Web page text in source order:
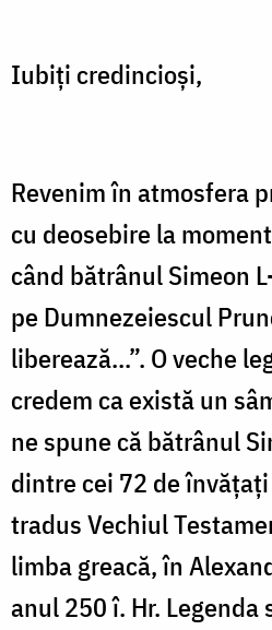
Iubiţi credincioşi,
Revenim în atmosfera
cu deosebire la
când bătrânul Simeon
pe Dumnezeiescul
liberează...”. O veche
credem ca există un
ne spune că bătrânul
dintre cei 72 de
tradus Vechiul
limba greacă, în
anul 250 î. Hr. Legenda